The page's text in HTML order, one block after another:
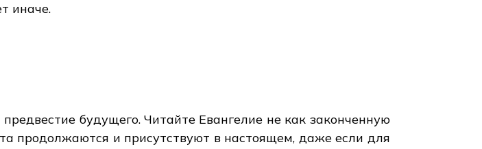
иначе.
будущего. Читайте Евангелие не как законченную
продолжаются и присутствуют в настоящем, даже если для